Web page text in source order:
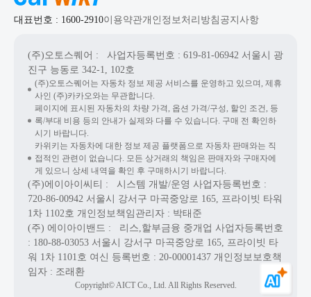
대표번호 : 1600-2910이용약관개인정보처리방침 공지사항
(주)오토스퀘어 : 사업자등록번호 : 619-81-06942 서울시 광
진구 능동로 342-1, 102호
(주)오토스퀘어는 자동차 정보 제공 서비스를 운영하고 있으며, 제휴
사인 (주)카카오와는 무관합니다.
페이지에 표시된 자동차의 차량 가격, 옵션 가격/구성, 할인 조건, 등
록/부대 비용 등의 안내가 실제와 다를 수 있습니다. 구매 전 확인하
시기 바랍니다.
카위키는 자동차에 대한 정보 제공 플랫폼으로 자동차 판매와는 직
접적인 관련이 없습니다. 모든 상거래의 책임은 판매자와 구매자에
게 있으니 상세 내역을 확인 후 구매하시기 바랍니다.
(주)에이아이씨티 : 시스템 개발/운영 사업자등록번호 :
720-86-00942 서울시 강서구 마곡중앙로 165, 프라이빗 타워
1차 1102호 개인정보책임관리자 : 박태준
(주) 에이아이밴드 : 리스,할부금융 중개업 사업자등록번호
: 180-88-03053 서울시 강서구 마곡중앙로 165, 프라이빗 타
워 1차 1101호 여신 등록번호 : 20-00001437 개인정보보호책
임자 : 조래환
Copyright© AICT Co., Ltd. All Rights Reserved.